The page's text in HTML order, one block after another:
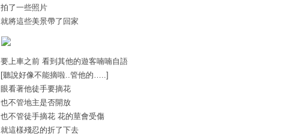
拍了一些照片
就將這些美景帶了回家
要上車之前 看到其他的遊客喃喃自語
[聽說好像不能摘啦..管他的…..]
眼看著他徒手要摘花
也不管地主是否開放
也不管徒手摘花 花的莖會受傷
就這樣殘忍的折了下去